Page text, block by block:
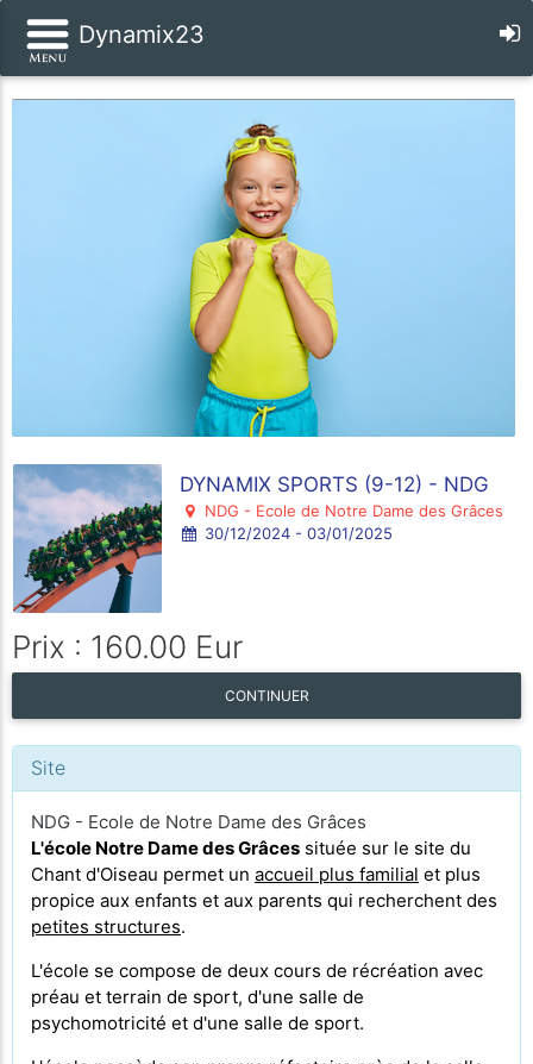
Dynamix23
DYNAMIX SPORTS (9-12) - NDG
NDG - Ecole de Notre Dame des Grâces
30/12/2024 - 03/01/2025
Prix : 160.00 Eur
CONTINUER
Site
NDG - Ecole de Notre Dame des Grâces
L'école Notre Dame des Grâces située sur le site du
Chant d'Oiseau permet un accueil plus familial et plus
propice aux enfants et aux parents qui recherchent des
petites structures.
L'école se compose de deux cours de récréation avec
préau et terrain de sport, d'une salle de
psychomotricité et d'une salle de sport.